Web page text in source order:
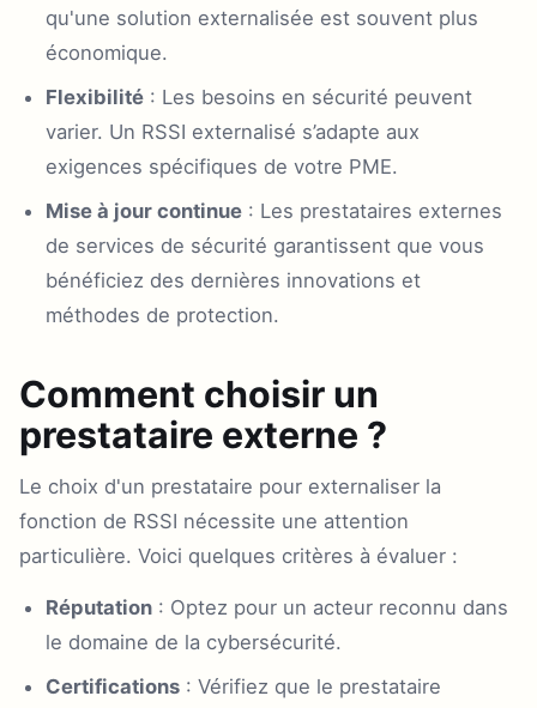
qu'une solution externalisée est souvent plus
économique.
Flexibilité : Les besoins en sécurité peuvent
varier. Un RSSI externalisé s’adapte aux
exigences spécifiques de votre PME.
Mise à jour continue : Les prestataires externes
de services de sécurité garantissent que vous
bénéficiez des dernières innovations et
méthodes de protection.
Comment choisir un
prestataire externe ?
Le choix d'un prestataire pour externaliser la
fonction de RSSI nécessite une attention
particulière. Voici quelques critères à évaluer :
Réputation : Optez pour un acteur reconnu dans
le domaine de la cybersécurité.
Certifications : Vérifiez que le prestataire